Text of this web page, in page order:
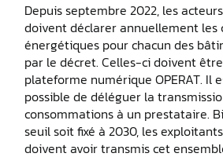
Depuis septembre 2022, les
doivent déclarer annuellement les
énergétiques pour chacun des
par le décret. Celles-ci doivent
plateforme numérique OPERAT. Il
possible de déléguer la
consommations à un prestataire.
seuil soit fixé à 2030, les
doivent avoir transmis cet